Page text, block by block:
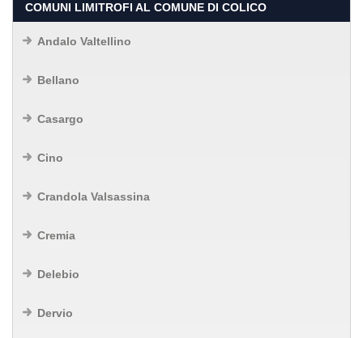
COMUNI LIMITROFI AL COMUNE DI COLICO
Andalo Valtellino
Bellano
Casargo
Cino
Crandola Valsassina
Cremia
Delebio
Dervio